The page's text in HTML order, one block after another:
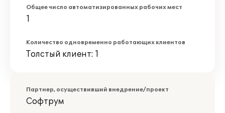
Общее число автоматизированных рабочих мест
1
Количество одновременно работающих клиентов
Толстый клиент: 1
Партнер, осуществивший внедрение/проект
Софтрум